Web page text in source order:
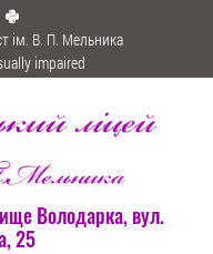
ім. В. П. Мельника
impaired
Володарка, вул.
25